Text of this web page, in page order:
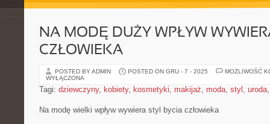
NA MODĘ DUŻY WPŁYW
CZŁOWIEKA
POSTED BY ADMIN POSTED ON GRU - 7 - 2025
MOŻLIWOŚĆ
WYŁĄCZONA
Tagi: dziewczyny, kobiety, kosmetyki, makijaż, moda, styl , uroda
Na modę wielki wpływ wywiera styl bycia człowieka